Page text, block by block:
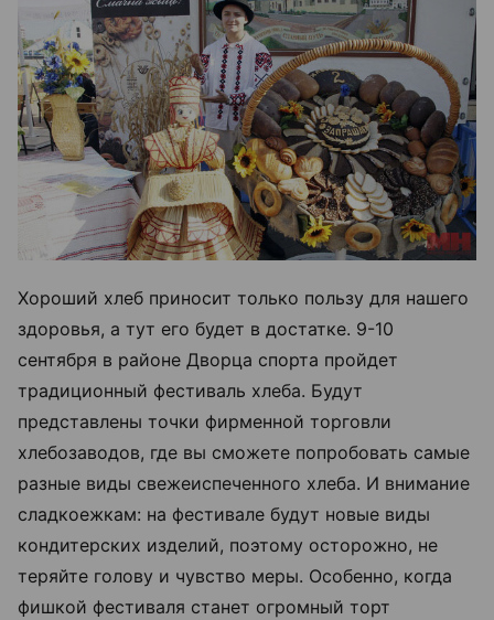
Хороший хлеб приносит только пользу для нашего
здоровья, а тут его будет в достатке. 9-10
сентября в районе Дворца спорта пройдет
традиционный фестиваль хлеба. Будут
представлены точки фирменной торговли
хлебозаводов, где вы сможете попробовать самые
разные виды свежеиспеченного хлеба. И внимание
сладкоежкам: на фестивале будут новые виды
кондитерских изделий, поэтому осторожно, не
теряйте голову и чувство меры. Особенно, когда
фишкой фестиваля станет огромный торт